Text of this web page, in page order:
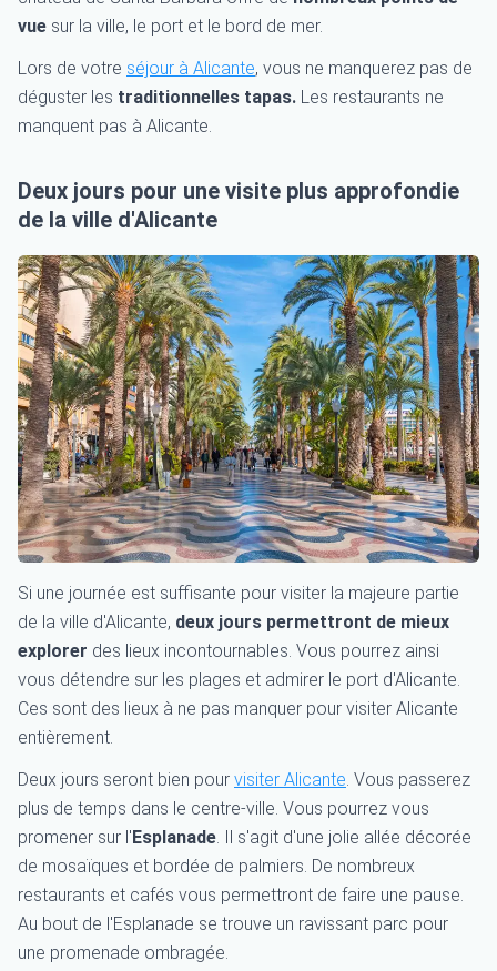
vue sur la ville, le port et le bord de mer.
Lors de votre séjour à Alicante, vous ne manquerez pas de
déguster les traditionnelles tapas. Les restaurants ne
manquent pas à Alicante.
Deux jours pour une visite plus approfondie
de la ville d'Alicante
Si une journée est suffisante pour visiter la majeure partie
de la ville d'Alicante, deux jours permettront de mieux
explorer des lieux incontournables. Vous pourrez ainsi
vous détendre sur les plages et admirer le port d'Alicante.
Ces sont des lieux à ne pas manquer pour visiter Alicante
entièrement.
Deux jours seront bien pour visiter Alicante. Vous passerez
plus de temps dans le centre-ville. Vous pourrez vous
promener sur l'Esplanade. Il s'agit d'une jolie allée décorée
de mosaïques et bordée de palmiers. De nombreux
restaurants et cafés vous permettront de faire une pause.
Au bout de l'Esplanade se trouve un ravissant parc pour
une promenade ombragée.